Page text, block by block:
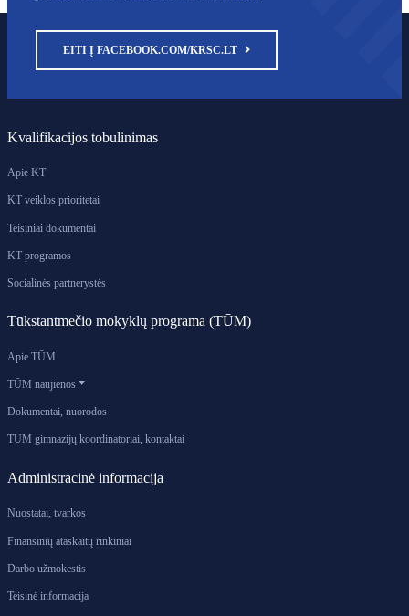
EITI Į FACEBOOK.COM/KRSC.LT
Kvalifikacijos tobulinimas
Apie KT
KT veiklos prioritetai
Teisiniai dokumentai
KT programos
Socialinės partnerystės
Tūkstantmečio mokyklų programa (TŪM)
Apie TŪM
TŪM naujienos
Dokumentai, nuorodos
TŪM gimnazijų koordinatoriai, kontaktai
Administracinė informacija
Nuostatai, tvarkos
Finansinių ataskaitų rinkiniai
Darbo užmokestis
Teisinė informacija